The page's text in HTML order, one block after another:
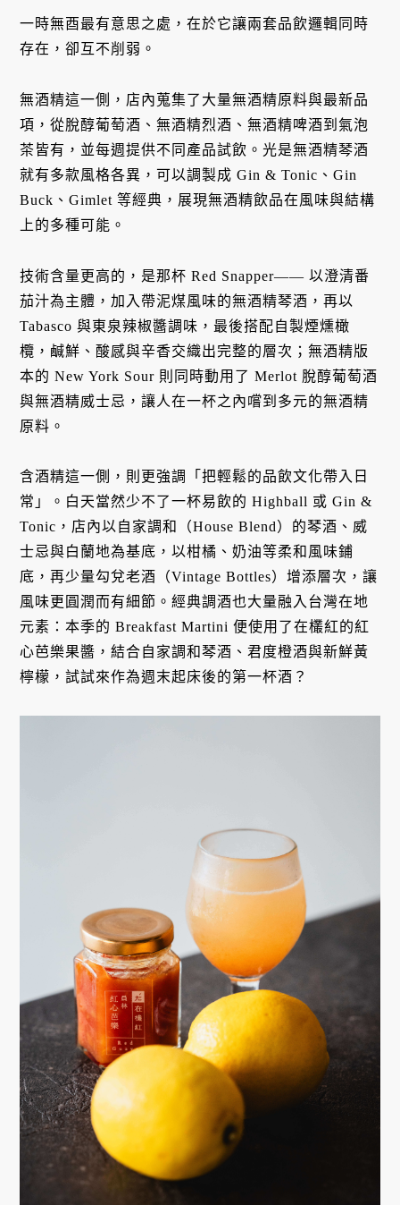
一時無酉最有意思之處，在於它讓兩套品飲邏輯同時
存在，卻互不削弱。
無酒精這一側，店內蒐集了大量無酒精原料與最新品
項，從脫醇葡萄酒、無酒精烈酒、無酒精啤酒到氣泡
茶皆有，並每週提供不同產品試飲。光是無酒精琴酒
就有多款風格各異，可以調製成 Gin & Tonic、Gin
Buck、Gimlet 等經典，展現無酒精飲品在風味與結構
上的多種可能。
技術含量更高的，是那杯 Red Snapper—— 以澄清番
茄汁為主體，加入帶泥煤風味的無酒精琴酒，再以
Tabasco 與東泉辣椒醬調味，最後搭配自製煙燻橄
欖，鹹鮮、酸感與辛香交織出完整的層次；無酒精版
本的 New York Sour 則同時動用了 Merlot 脫醇葡萄酒
與無酒精威士忌，讓人在一杯之內嚐到多元的無酒精
原料。
含酒精這一側，則更強調「把輕鬆的品飲文化帶入日
常」。白天當然少不了一杯易飲的 Highball 或 Gin &
Tonic，店內以自家調和（House Blend）的琴酒、威
士忌與白蘭地為基底，以柑橘、奶油等柔和風味鋪
底，再少量勾兌老酒（Vintage Bottles）增添層次，讓
風味更圓潤而有細節。經典調酒也大量融入台灣在地
元素：本季的 Breakfast Martini 便使用了在欉紅的紅
心芭樂果醬，結合自家調和琴酒、君度橙酒與新鮮黃
檸檬，試試來作為週末起床後的第一杯酒？